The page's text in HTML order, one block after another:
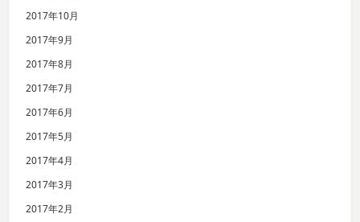
2017年10月
2017年9月
2017年8月
2017年7月
2017年6月
2017年5月
2017年4月
2017年3月
2017年2月